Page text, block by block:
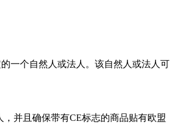
一个自然人或法人。该自然人或法人可
并且确保带有CE标志的商品贴有欧盟